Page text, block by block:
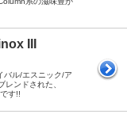
III
バル/エスニック/ア
レンドされた、
す!!